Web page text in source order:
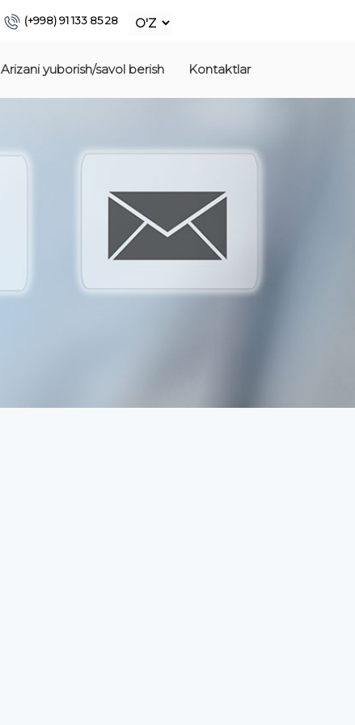
(+998) 91 133 85 28
Arizani yuborish/savol berish Kontaktlar